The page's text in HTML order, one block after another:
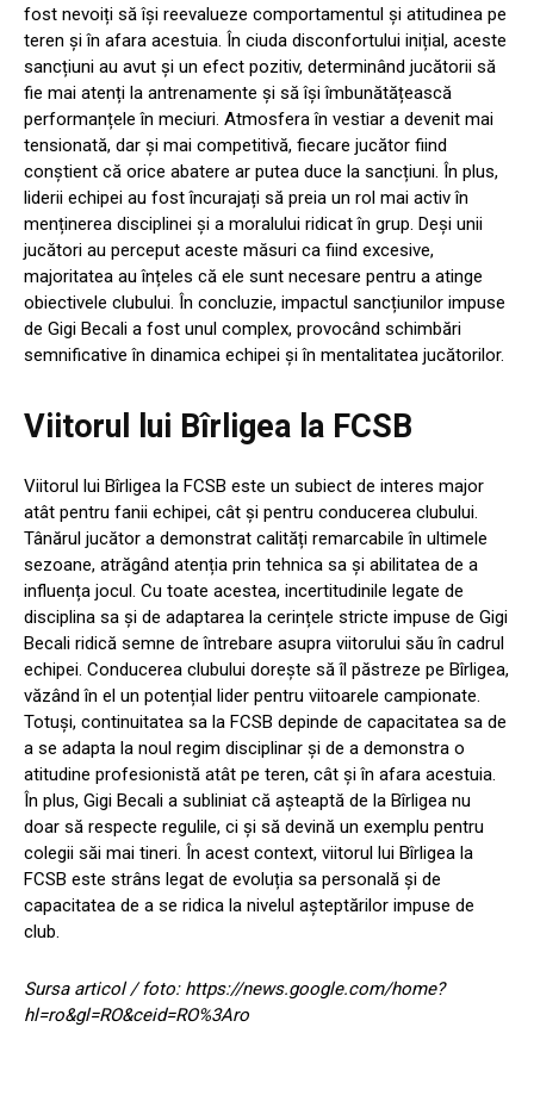
fost nevoiți să își reevalueze comportamentul și atitudinea pe
teren și în afara acestuia. În ciuda disconfortului inițial, aceste
sancțiuni au avut și un efect pozitiv, determinând jucătorii să
fie mai atenți la antrenamente și să își îmbunătățească
performanțele în meciuri. Atmosfera în vestiar a devenit mai
tensionată, dar și mai competitivă, fiecare jucător fiind
conștient că orice abatere ar putea duce la sancțiuni. În plus,
liderii echipei au fost încurajați să preia un rol mai activ în
menținerea disciplinei și a moralului ridicat în grup. Deși unii
jucători au perceput aceste măsuri ca fiind excesive,
majoritatea au înțeles că ele sunt necesare pentru a atinge
obiectivele clubului. În concluzie, impactul sancțiunilor impuse
de Gigi Becali a fost unul complex, provocând schimbări
semnificative în dinamica echipei și în mentalitatea jucătorilor.
Viitorul lui Bîrligea la FCSB
Viitorul lui Bîrligea la FCSB este un subiect de interes major
atât pentru fanii echipei, cât și pentru conducerea clubului.
Tânărul jucător a demonstrat calități remarcabile în ultimele
sezoane, atrăgând atenția prin tehnica sa și abilitatea de a
influența jocul. Cu toate acestea, incertitudinile legate de
disciplina sa și de adaptarea la cerințele stricte impuse de Gigi
Becali ridică semne de întrebare asupra viitorului său în cadrul
echipei. Conducerea clubului dorește să îl păstreze pe Bîrligea,
văzând în el un potențial lider pentru viitoarele campionate.
Totuși, continuitatea sa la FCSB depinde de capacitatea sa de
a se adapta la noul regim disciplinar și de a demonstra o
atitudine profesionistă atât pe teren, cât și în afara acestuia.
În plus, Gigi Becali a subliniat că așteaptă de la Bîrligea nu
doar să respecte regulile, ci și să devină un exemplu pentru
colegii săi mai tineri. În acest context, viitorul lui Bîrligea la
FCSB este strâns legat de evoluția sa personală și de
capacitatea de a se ridica la nivelul așteptărilor impuse de
club.
Sursa articol / foto: https://news.google.com/home?
hl=ro&gl=RO&ceid=RO%3Aro